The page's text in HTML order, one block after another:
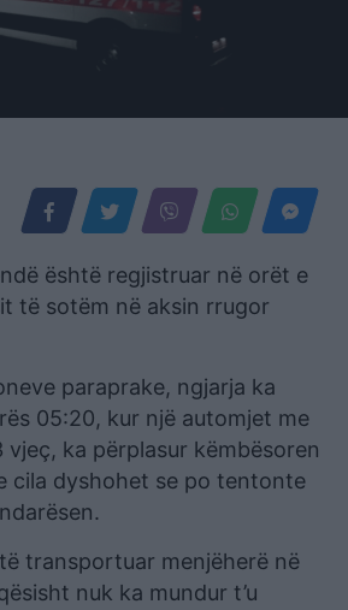
është regjistruar në orët e
të sotëm në aksin rrugor
paraprake, ngjarja ka
05:20, kur një automjet me
vjeç, ka përplasur këmbësoren
cila dyshohet se po tentonte
transportuar menjëherë në
nuk ka mundur t’u